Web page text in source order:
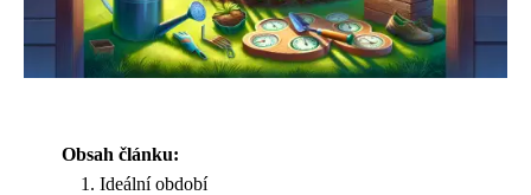
Obsah článku:
Ideální období